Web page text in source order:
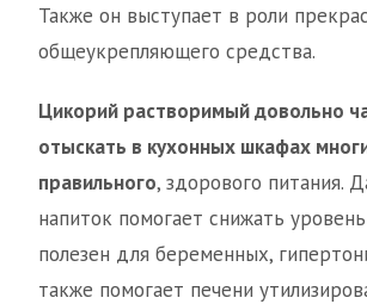
Также он выступает в роли
общеукрепляющего средства.
Цикорий растворимый довольно
отыскать в кухонных шкафах
правильного, здорового питания.
напиток помогает снижать
полезен для беременных,
также помогает печени